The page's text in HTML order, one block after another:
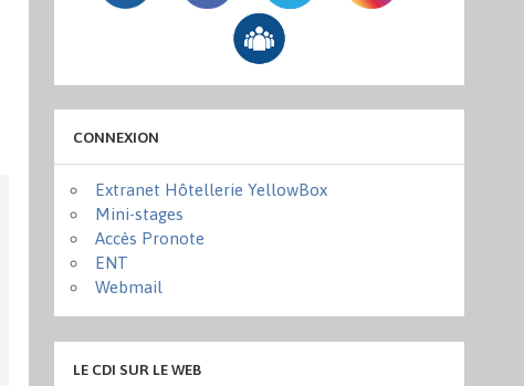
CONNEXION
Extranet Hôtellerie YellowBox
Mini-stages
Accès Pronote
ENT
Webmail
LE CDI SUR LE WEB